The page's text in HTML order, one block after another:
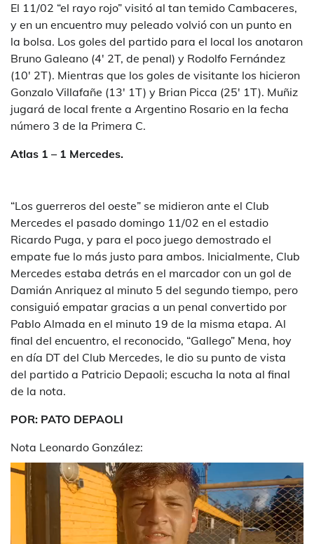
El 11/02 “el rayo rojo” visitó al tan temido Cambaceres,
y en un encuentro muy peleado volvió con un punto en
la bolsa. Los goles del partido para el local los anotaron
Bruno Galeano (4′ 2T, de penal) y Rodolfo Fernández
(10′ 2T). Mientras que los goles de visitante los hicieron
Gonzalo Villafañe (13′ 1T) y Brian Picca (25′ 1T). Muñiz
jugará de local frente a Argentino Rosario en la fecha
número 3 de la Primera C.
Atlas 1 – 1 Mercedes.
“Los guerreros del oeste” se midieron ante el Club
Mercedes el pasado domingo 11/02 en el estadio
Ricardo Puga, y para el poco juego demostrado el
empate fue lo más justo para ambos. Inicialmente, Club
Mercedes estaba detrás en el marcador con un gol de
Damián Anriquez al minuto 5 del segundo tiempo, pero
consiguió empatar gracias a un penal convertido por
Pablo Almada en el minuto 19 de la misma etapa. Al
final del encuentro, el reconocido, “Gallego” Mena, hoy
en día DT del Club Mercedes, le dio su punto de vista
del partido a Patricio Depaoli; escucha la nota al final
de la nota.
POR: PATO DEPAOLI
Nota Leonardo González: